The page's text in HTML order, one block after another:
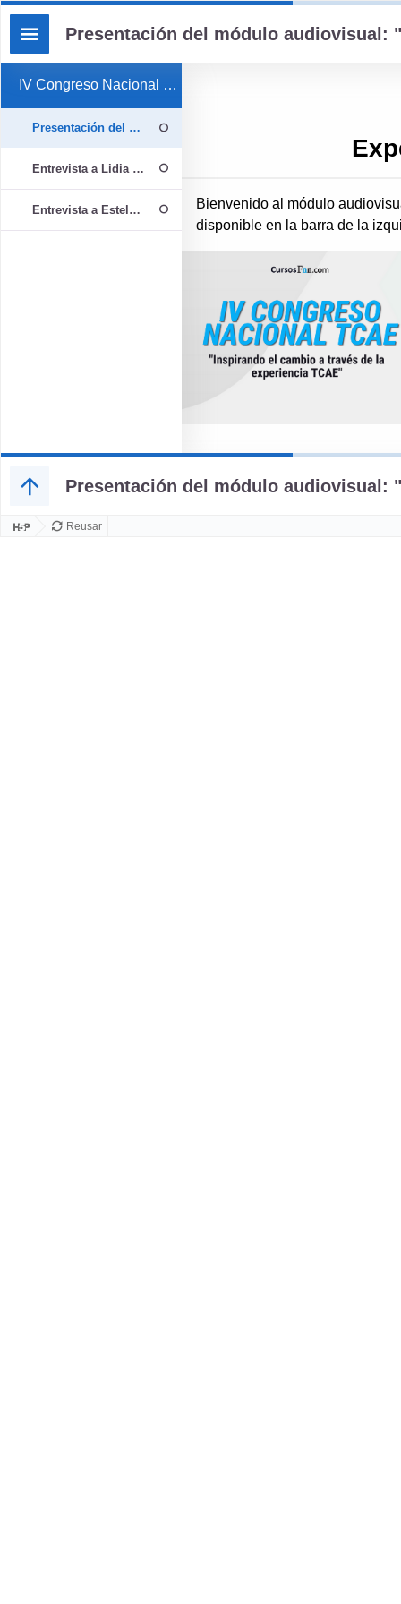
Presentación del módulo audiovisual:
IV Congreso Nacional TCAE GRUPO 7
Presentación del módulo audiovisual: "Experiencias TCAE
Entrevista a Lidia Arribas y Ana María - TCAE Hospital Rey Juan
Entrevista a Estela González Muñoz - TCAE en el H. Clínico San
Bienvenido al módulo
disponible en la barra de la
Presentación del módulo audiovisual:
Reusar